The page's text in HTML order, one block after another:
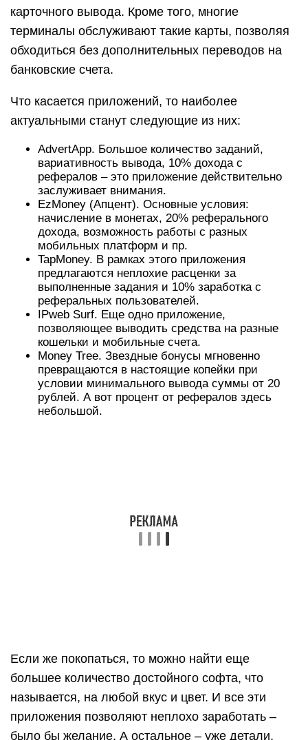
карточного вывода. Кроме того, многие
терминалы обслуживают такие карты, позволяя
обходиться без дополнительных переводов на
банковские счета.
Что касается приложений, то наиболее
актуальными станут следующие из них:
AdvertApp. Большое количество заданий,
вариативность вывода, 10% дохода с
рефералов – это приложение действительно
заслуживает внимания.
EzMoney (Апцент). Основные условия:
начисление в монетах, 20% реферального
дохода, возможность работы с разных
мобильных платформ и пр.
TapMoney. В рамках этого приложения
предлагаются неплохие расценки за
выполненные задания и 10% заработка с
реферальных пользователей.
IPweb Surf. Еще одно приложение,
позволяющее выводить средства на разные
кошельки и мобильные счета.
Money Tree. Звездные бонусы мгновенно
превращаются в настоящие копейки при
условии минимального вывода суммы от 20
рублей. А вот процент от рефералов здесь
небольшой.
Если же покопаться, то можно найти еще
большее количество достойного софта, что
называется, на любой вкус и цвет. И все эти
приложения позволяют неплохо заработать –
было бы желание. А остальное – уже детали,